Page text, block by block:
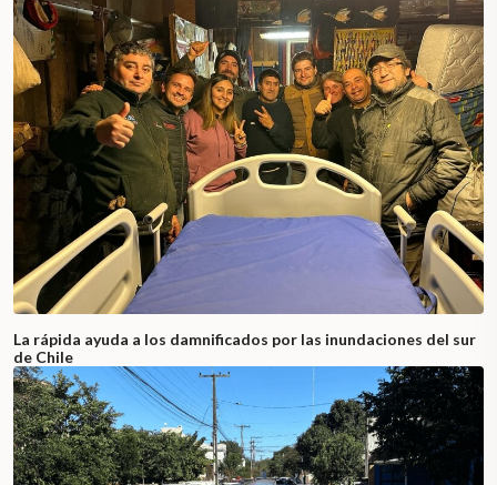
La rápida ayuda a los damnificados por las inundaciones del sur
de Chile